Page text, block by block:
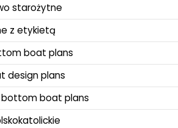
starożytne
z etykietą
boat plans
design plans
boat plans